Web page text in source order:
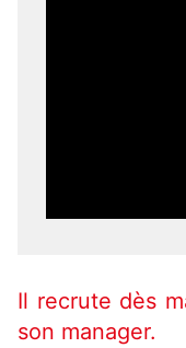
Il recrute dès
son manager.